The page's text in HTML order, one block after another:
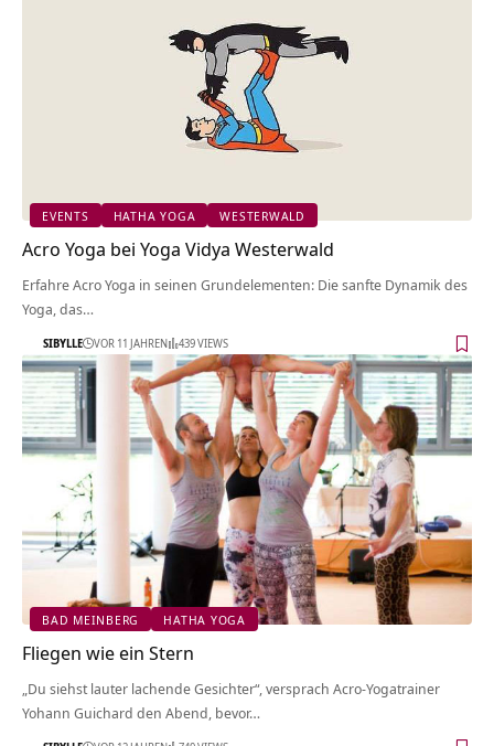
EVENTS HATHA YOGA WESTERWALD
Acro Yoga bei Yoga Vidya Westerwald
Erfahre Acro Yoga in seinen Grundelementen: Die sanfte Dynamik des
Yoga, das…
SIBYLLE VOR 11 JAHREN 439 VIEWS
BAD MEINBERG HATHA YOGA
Fliegen wie ein Stern
„Du siehst lauter lachende Gesichter“, versprach Acro-Yogatrainer
Yohann Guichard den Abend, bevor…